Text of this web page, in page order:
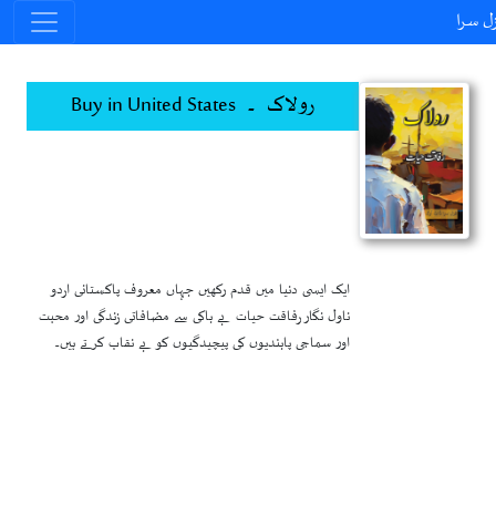
سرا
رولاک ۔ Buy in United States
ایک ایسی دنیا میں قدم رکھیں جہاں معروف پاکستانی اردو
ناول نگار رفاقت حیات بے باکی سے مضافاتی زندگی اور محبت
اور سماجی پابندیوں کی پیچیدگیوں کو بے نقاب کرتے ہیں۔